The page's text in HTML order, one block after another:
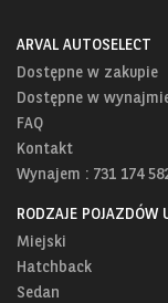
ARVAL AUTOSELECT
Dostępne w zakupie
Dostępne w
FAQ
Kontakt
Wynajem : 731 174
RODZAJE POJAZDÓW
Miejski
Hatchback
Sedan